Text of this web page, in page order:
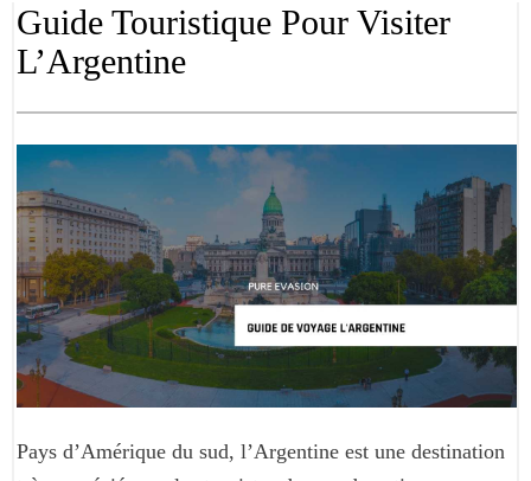
Guide Touristique Pour Visiter
L’Argentine
Pays d’Amérique du sud, l’Argentine est une destination